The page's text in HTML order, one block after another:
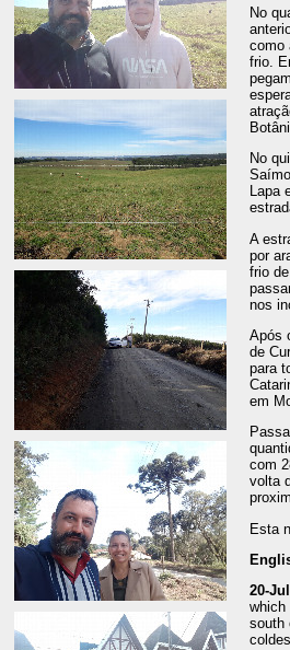
No
como
frio.
No
Lapa
A
por
frio
nos
Após
de
para
em
com
volta
Esta
20-
which
south